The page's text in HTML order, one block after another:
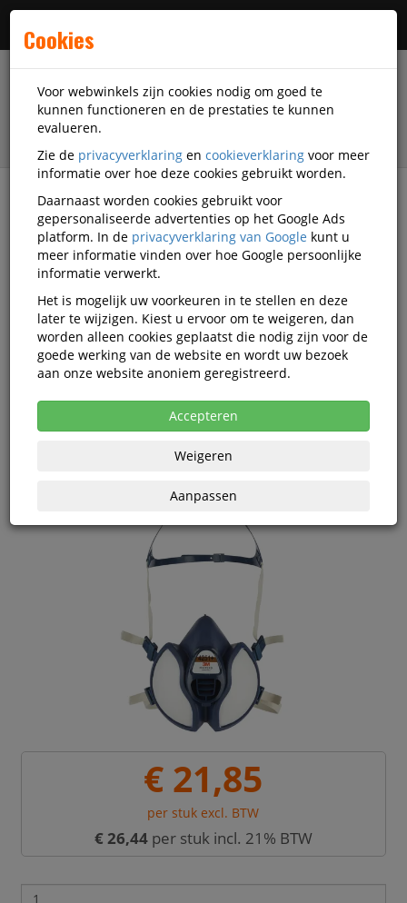
filter
Veiligheidsartikelen
Adembescherming
Half- en volgelaatsmaskers
3M 4251+ FFA1-P2 R D
halfgelaatsmasker - One size
Korting vanaf aankoop 2 eenheden, zieprijsoverzicht
€ 21,85
per stuk excl. BTW
€ 26,44per stuk incl. 21% BTW
Cookies
Voor webwinkels zijn cookies nodig om goed te
kunnen functioneren en de prestaties te kunnen
evalueren.
Zie de privacyverklaring en cookieverklaring voor meer
informatie over hoe deze cookies gebruikt worden.
Daarnaast worden cookies gebruikt voor
gepersonaliseerde advertenties op het Google Ads
platform. In de privacyverklaring van Google kunt u
meer informatie vinden over hoe Google persoonlijke
informatie verwerkt.
Het is mogelijk uw voorkeuren in te stellen en deze
later te wijzigen. Kiest u ervoor om te weigeren, dan
worden alleen cookies geplaatst die nodig zijn voor de
goede werking van de website en wordt uw bezoek
aan onze website anoniem geregistreerd.
Accepteren
Weigeren
Aanpassen